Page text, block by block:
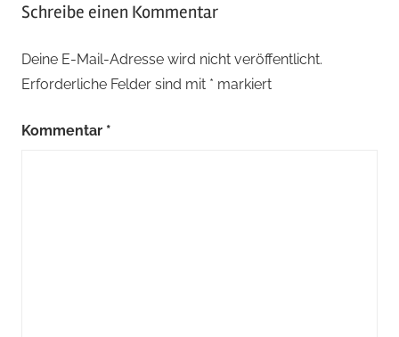
Schreibe einen Kommentar
Deine E-Mail-Adresse wird nicht veröffentlicht.
Erforderliche Felder sind mit * markiert
Kommentar *